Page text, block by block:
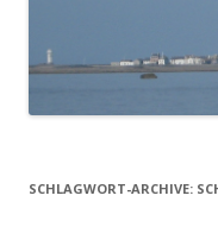
SCHLAGWORT-ARCHIVE: